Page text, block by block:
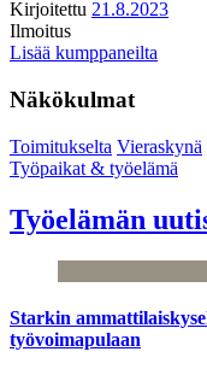
Kirjoitettu 21.8.2023
Ilmoitus
Lisää kumppaneilta
Näkökulmat
Toimitukselta Vieraskynä
Työpaikat & työelämä
Työelämän
Starkin
työvoimapulaan